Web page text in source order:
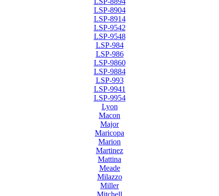
LSP-8904
LSP-8914
LSP-9542
LSP-9548
LSP-984
LSP-986
LSP-9860
LSP-9884
LSP-993
LSP-9941
LSP-9954
Lyon
Macon
Major
Maricopa
Marion
Martinez
Mattina
Meade
Milazzo
Miller
Mitchell